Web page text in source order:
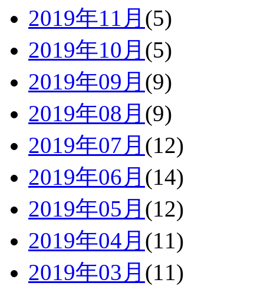
2019年11月 (5)
2019年10月 (5)
2019年09月 (9)
2019年08月 (9)
2019年07月 (12)
2019年06月 (14)
2019年05月 (12)
2019年04月 (11)
2019年03月 (11)